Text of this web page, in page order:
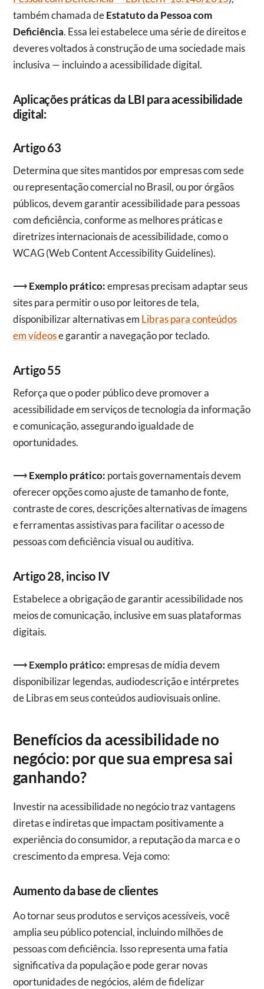
também chamada deEstatuto da Pessoa com
Deficiência. Essa lei estabelece uma série de direitos e
deveres voltados à construção de uma sociedade mais
inclusiva — incluindo a acessibilidade digital.
Aplicações práticas da LBI para acessibilidade
digital:
Artigo 63
Determina que sites mantidos por empresas com sede
ou representação comercial no Brasil, ou por órgãos
públicos, devem garantir acessibilidade para pessoas
com deficiência, conforme as melhores práticas e
diretrizes internacionais de acessibilidade, como o
WCAG (Web Content Accessibility Guidelines).
⟶Exemplo prático:empresas precisam adaptar seus
sites para permitir o uso por leitores de tela,
disponibilizar alternativas em Libras para conteúdos
em vídeose garantir a navegação por teclado.
Artigo 55
Reforça que o poder público deve promover a
acessibilidade em serviços de tecnologia da informação
e comunicação, assegurando igualdade de
oportunidades.
⟶Exemplo prático: portais governamentais devem
oferecer opções como ajuste de tamanho de fonte,
contraste de cores, descrições alternativas de imagens
e ferramentas assistivas para facilitar o acesso de
pessoas com deficiência visual ou auditiva.
Artigo 28, inciso IV
Estabelece a obrigação de garantir acessibilidade nos
meios de comunicação, inclusive em suas plataformas
digitais.
⟶Exemplo prático:empresas de mídia devem
disponibilizar legendas, audiodescrição e intérpretes
de Libras em seus conteúdos audiovisuais online.
Benefícios da acessibilidade no
negócio: por que sua empresa sai
ganhando?
Investir na acessibilidade no negócio traz vantagens
diretas e indiretas que impactam positivamente a
experiência do consumidor, a reputação da marca e o
crescimento da empresa. Veja como:
Aumento da base de clientes
Ao tornar seus produtos e serviços acessíveis, você
amplia seu público potencial, incluindo milhões de
pessoas com deficiência. Isso representa uma fatia
significativa da população e pode gerar novas
oportunidades de negócios, além de fidelizar